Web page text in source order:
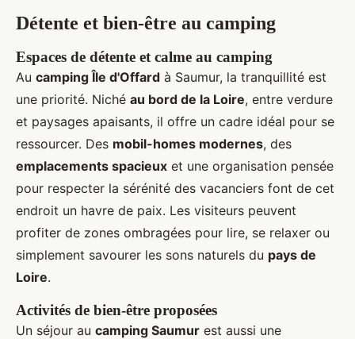
Détente et bien-être au camping
Espaces de détente et calme au camping
Au camping Île d'Offard à Saumur, la tranquillité est
une priorité. Niché au bord de la Loire, entre verdure
et paysages apaisants, il offre un cadre idéal pour se
ressourcer. Des mobil-homes modernes, des
emplacements spacieux et une organisation pensée
pour respecter la sérénité des vacanciers font de cet
endroit un havre de paix. Les visiteurs peuvent
profiter de zones ombragées pour lire, se relaxer ou
simplement savourer les sons naturels du pays de
Loire.
Activités de bien-être proposées
Un séjour au camping Saumur est aussi une